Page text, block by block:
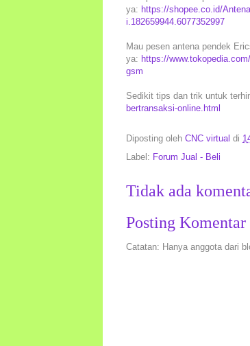
ya: https://shopee.co.id/
i.182659944.6077352997
Mau pesen antena pendek
ya: https://
gsm
Sedikit tips dan trik untuk
bertransaksi-online.html
Diposting oleh CNC virtual di
Label: Forum Jual - Beli
Tidak ada
Posting Komentar
Catatan: Hanya anggota dari